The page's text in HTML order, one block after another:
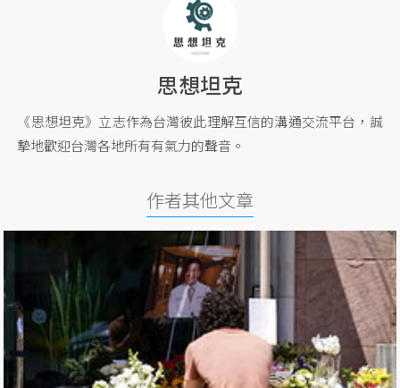
思想坦克
《思想坦克》立志作為台灣彼此理解互信的溝通交流平台，誠
摯地歡迎台灣各地所有有氣力的聲音。
作者其他文章